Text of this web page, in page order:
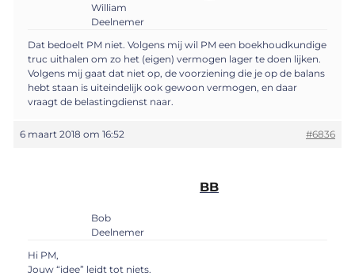
William
Deelnemer
Dat bedoelt PM niet. Volgens mij wil PM een boekhoudkundige
truc uithalen om zo het (eigen) vermogen lager te doen lijken.
Volgens mij gaat dat niet op, de voorziening die je op de balans
hebt staan is uiteindelijk ook gewoon vermogen, en daar
vraagt de belastingdienst naar.
6 maart 2018 om 16:52 #6836
BB
Bob
Deelnemer
Hi PM,
Jouw “idee” leidt tot niets.